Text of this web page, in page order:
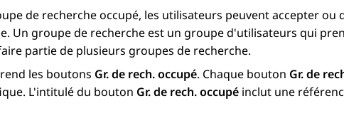
de recherche occupé, les utilisateurs peuvent accepter ou
Un groupe de recherche est un groupe d'utilisateurs qui
partie de plusieurs groupes de recherche.
les boutons Gr. de rech. occupé. Chaque bouton Gr. de
L'intitulé du bouton Gr. de rech. occupé inclut une